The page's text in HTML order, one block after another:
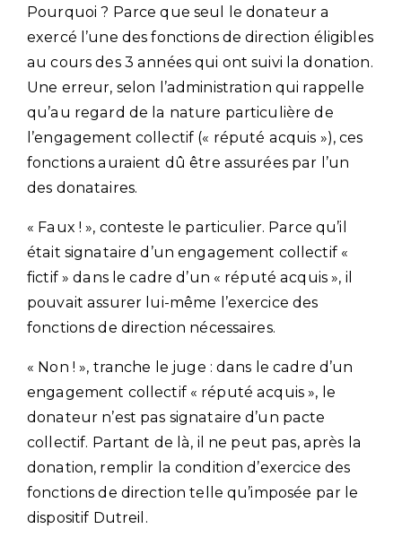
Pourquoi ? Parce que seul le donateur a
exercé l’une des fonctions de direction éligibles
au cours des 3 années qui ont suivi la donation.
Une erreur, selon l’administration qui rappelle
qu’au regard de la nature particulière de
l’engagement collectif (« réputé acquis »), ces
fonctions auraient dû être assurées par l’un
des donataires.
« Faux ! », conteste le particulier. Parce qu’il
était signataire d’un engagement collectif «
fictif » dans le cadre d’un « réputé acquis », il
pouvait assurer lui-même l’exercice des
fonctions de direction nécessaires.
« Non ! », tranche le juge : dans le cadre d’un
engagement collectif « réputé acquis », le
donateur n’est pas signataire d’un pacte
collectif. Partant de là, il ne peut pas, après la
donation, remplir la condition d’exercice des
fonctions de direction telle qu’imposée par le
dispositif Dutreil.